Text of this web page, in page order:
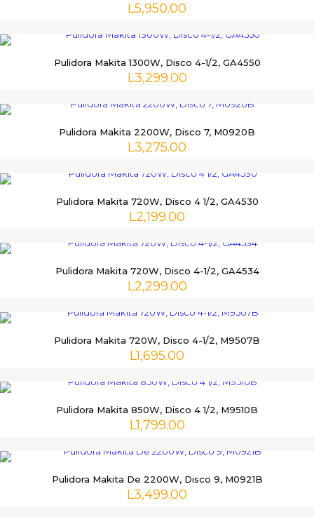
L5,950.00
Pulidora Makita 1300W, Disco 4-1/2, GA4550
L3,299.00
Pulidora Makita 2200W, Disco 7, M0920B
L3,275.00
Pulidora Makita 720W, Disco 4 1/2, GA4530
L2,199.00
Pulidora Makita 720W, Disco 4-1/2, GA4534
L2,299.00
Pulidora Makita 720W, Disco 4-1/2, M9507B
L1,695.00
Pulidora Makita 850W, Disco 4 1/2, M9510B
L1,799.00
Pulidora Makita De 2200W, Disco 9, M0921B
L3,499.00